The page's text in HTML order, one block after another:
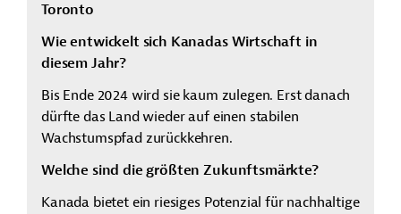
Toronto
Wie entwickelt sich Kanadas Wirtschaft in
diesem Jahr?
Bis Ende 2024 wird sie kaum zulegen. Erst danach
dürfte das Land wieder auf einen stabilen
Wachstumspfad zurückkehren.
Welche sind die größten Zukunftsmärkte?
Kanada bietet ein riesiges Potenzial für nachhaltige